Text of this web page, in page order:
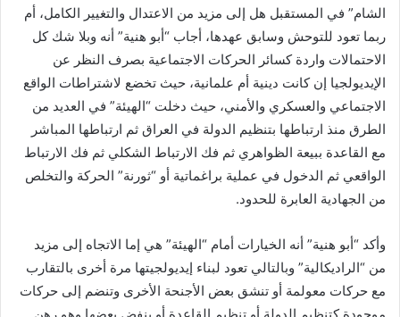
الشام” في المستقبل هل إلى مزيد من الاعتدال والتغيير الكامل، أم
ربما تعود للتوحش وسابق عهدها، أجاب “أبو هنية” أنه وبلا شك كل
الاحتمالات واردة كسائر الحركات الاجتماعية بصرف النظر عن
الإيديولجيا إن كانت دينية أم علمانية، حيث تخضع لاشتراطات الواقع
الاجتماعي والعسكري والأمني، حيث دخلت “الهيئة” في العديد من
الطرق منذ ارتباطها بتنظيم الدولة في العراق ثم ارتباطها المباشر
مع القاعدة ببيعة الظواهري ثم فك الارتباط الشكلي ثم فك الارتباط
الواقعي ثم الدخول في عملية براغماتية أو “ثورنة” الحركة والتخلص
من الجهادية العابرة للحدود.
وأكد “أبو هنية” أنه الخيارات أمام “الهيئة” هي إما الاتجاه إلى مزيد
من “الراديكالية” وبالتالي تعود لبناء إيديولجيتها مرة أخرى بالتقارب
مع حركات معولمة أو تنشق بعض الأجنحة الأخرى وتنضم إلى حركات